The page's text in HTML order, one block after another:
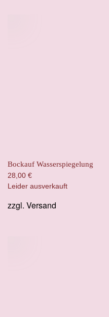
Bockauf Wasserspiegelung
28,00 €
Leider ausverkauft
zzgl. Versand